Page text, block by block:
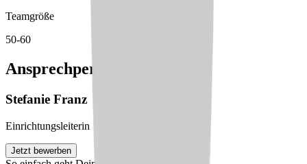
Teamgröße
50-60
Ansprechperson
Stefanie Franz
Einrichtungsleiterin
Jetzt bewerben